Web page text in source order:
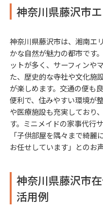
神奈川県藤沢市
神奈川県藤沢市は、湘南エ
かな自然が魅力の都市です
ットが多く、サーフィンや
た、歴史的な寺社や文化施
が楽しめます。交通の便も
便利で、住みやすい環境が
や医療施設も充実しており
す。ミニメイドの家事代行
「子供部屋を隅々まで綺麗
お任せしています」とのお
神奈川県藤沢市
活用例